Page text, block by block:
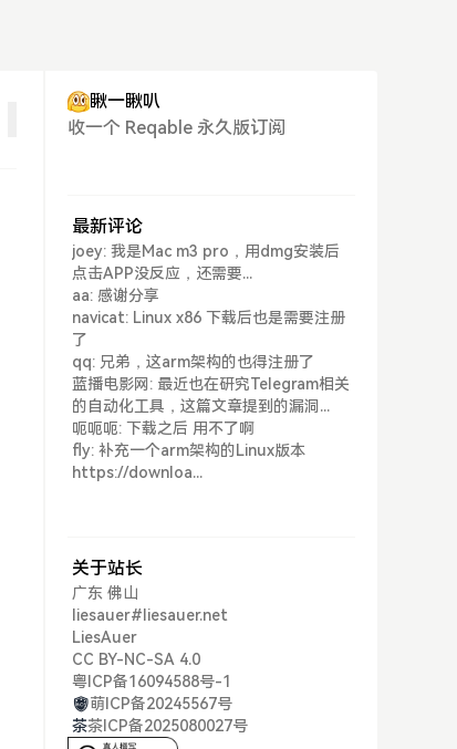
瞅一瞅叭
收一个 Reqable 永久版订阅
最新评论
joey: 我是Mac m3 pro，用dmg安装后
点击APP没反应，还需要...
aa: 感谢分享
navicat: Linux x86 下载后也是需要注册
了
qq: 兄弟，这arm架构的也得注册了
蓝播电影网: 最近也在研究Telegram相关
的自动化工具，这篇文章提到的漏洞...
呃呃呃: 下载之后 用不了啊
fly: 补充一个arm架构的Linux版本
https://downloa...
关于站长
广东 佛山
liesauer#liesauer.net
LiesAuer
CC BY-NC-SA 4.0
粤ICP备16094588号-1
萌ICP备20245567号
茶茶ICP备2025080027号